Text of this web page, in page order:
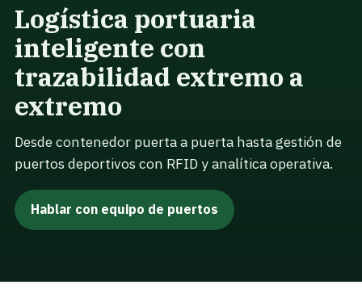
Logística portuaria
inteligente con
trazabilidad extremo a
extremo
Desde contenedor puerta a puerta hasta gestión de
puertos deportivos con RFID y analítica operativa.
Hablar con equipo de puertos